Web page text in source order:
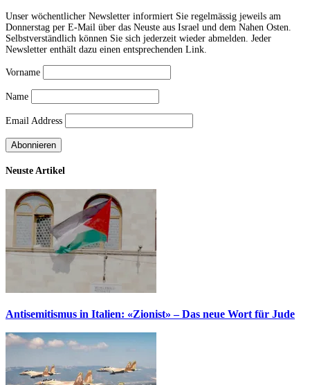
Unser wöchentlicher Newsletter informiert Sie regelmässig jeweils am
Donnerstag per E-Mail über das Neuste aus Israel und dem Nahen Osten.
Selbstverständlich können Sie sich jederzeit wieder abmelden. Jeder
Newsletter enthält dazu einen entsprechenden Link.
Vorname
Name
Email Address
Neuste Artikel
Antisemitismus in Italien: «Zionist» – Das neue Wort für Jude